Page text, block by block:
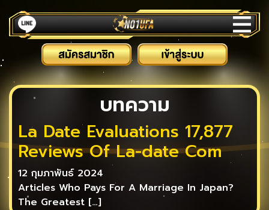
บทความ
La Date Evaluations 17,877
Reviews Of La-date Com
12 กุมภาพันธ์ 2024
Articles Who Pays For A Marriage In Japan?
The Greatest […]